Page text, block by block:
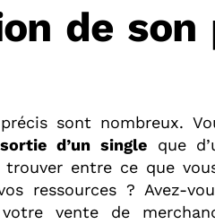
de son
sont nombreux.
sortie d’un singleque
entre ce que
ressources ? Avez-
vente de